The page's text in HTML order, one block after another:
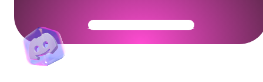
Get Your Community Ready